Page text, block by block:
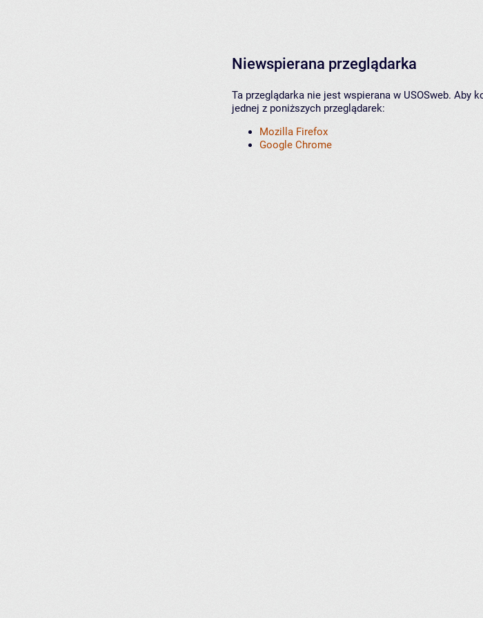
Niewspierana przeglądarka
Ta przeglądarka nie jest wspierana w USOSweb. Aby
jednej z poniższych przeglądarek:
Mozilla Firefox
Google Chrome